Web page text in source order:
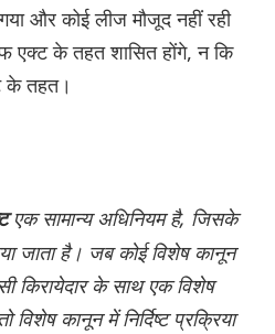
और कोई लीज मौजूद नहीं रही
एक्ट के तहत शासित होंगे, न कि
के तहत।
एक सामान्य अधिनियम है, जिसके
जाता है। जब कोई विशेष कानून
किरायेदार के साथ एक विशेष
विशेष कानून में निर्दिष्ट प्रक्रिया